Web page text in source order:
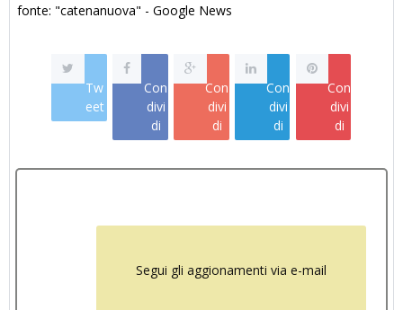
fonte: "catenanuova" - Google News
Tw
eet
Con
divi
di
Con
divi
di
Con
divi
di
Con
divi
di
Segui gli aggionamenti via e-mail